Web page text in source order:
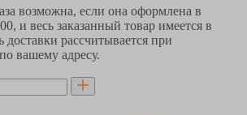
возможна, если она оформлена в
, и весь заказанный товар имеется в
рассчитывается при
вашему адресу.